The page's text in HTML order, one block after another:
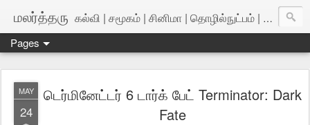
மலர்த்தரு கல்வி | சமூகம் | சினிமா | தொழில்நுட்பம் | அறிவியல்
Pages
MAY
24
டெர்மினேட்டர் 6 டார்க் பேட் Terminator: Dark
Fate